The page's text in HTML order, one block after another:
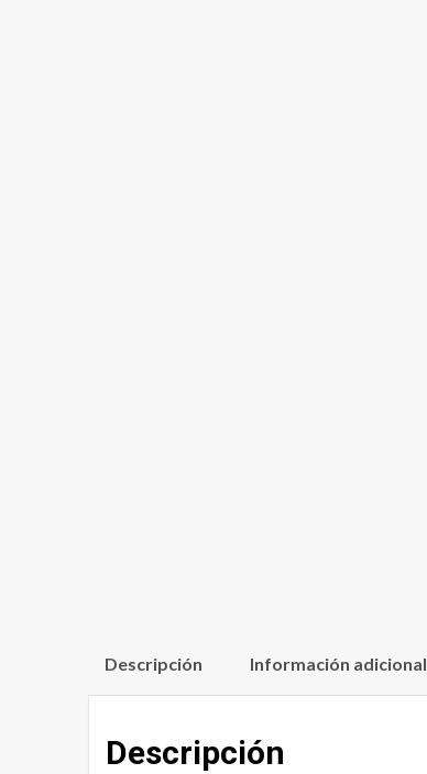
Descripción Información adicional
Descripción